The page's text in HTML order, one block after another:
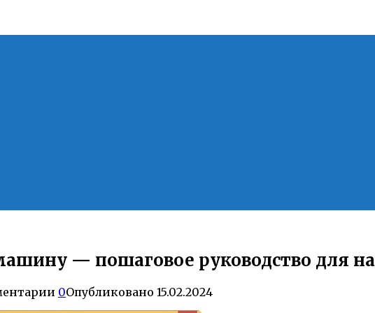
— пошаговое руководство для
0Опубликовано 15.02.2024